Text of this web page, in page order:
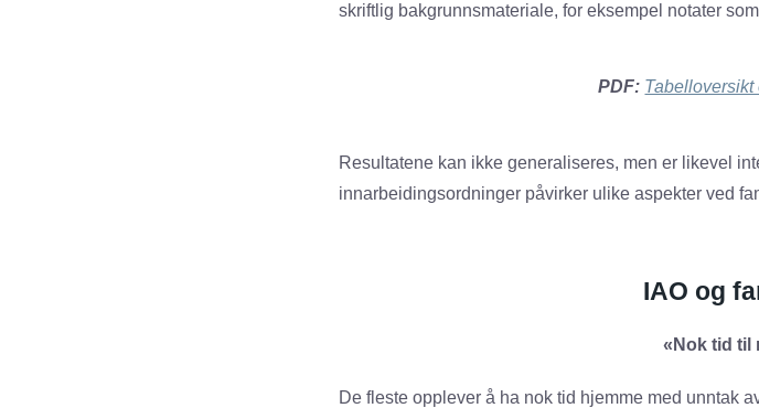
skriftlig bakgrunnsmateriale, for eksempel notater
PDF:
Resultatene kan ikke generaliseres, men er likevel
innarbeidingsordninger påvirker ulike aspekter ved
IAO og
«Nok tid til
De fleste opplever å ha nok tid hjemme med unntak